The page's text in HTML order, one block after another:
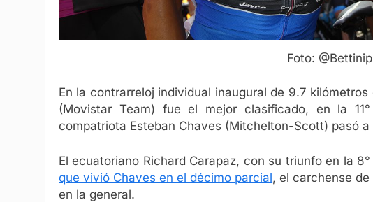
Foto:
En la contrarreloj individual inaugural de 9.7
(Movistar Team) fue el mejor clasificado, en la
compatriota Esteban Chaves (Mitchelton-Scott) pasó
El ecuatoriano Richard Carapaz, con su triunfo en la
que vivió Chaves en el décimo parcial, el carchense
en la general.